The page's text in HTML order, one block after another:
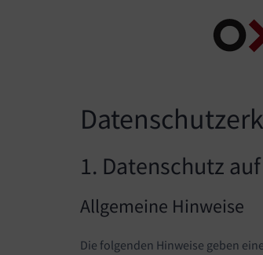
1. Datenschutz
Allgemeine Hinweise
Die folgenden Hinweise geben